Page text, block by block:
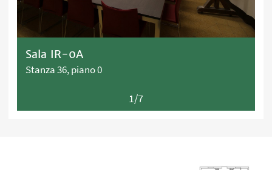
Sala IR-0A
Stanza 36, piano 0
1/7